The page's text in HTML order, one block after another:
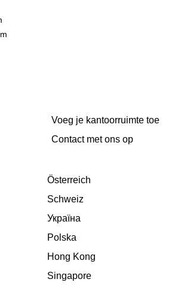
Voeg je kantoorruimte toe
Сontact met ons op
Österreich
Schweiz
Україна
Polska
Hong Kong
Singapore